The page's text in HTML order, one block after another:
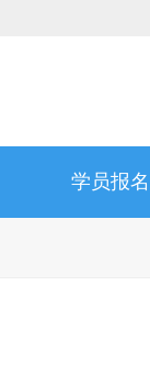
学员报名